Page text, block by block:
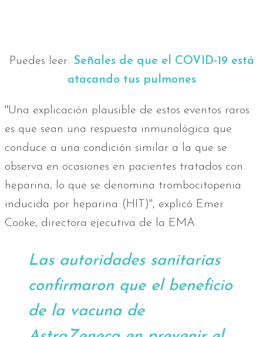
Puedes leer: Señales de que el COVID-19 está
atacando tus pulmones
"Una explicación plausible de estos eventos raros
es que sean una respuesta inmunológica que
conduce a una condición similar a la que se
observa en ocasiones en pacientes tratados con
heparina, lo que se denomina trombocitopenia
inducida por heparina (HIT)", explicó Emer
Cooke, directora ejecutiva de la EMA.
Las autoridades sanitarias
confirmaron que el beneficio
de la vacuna de